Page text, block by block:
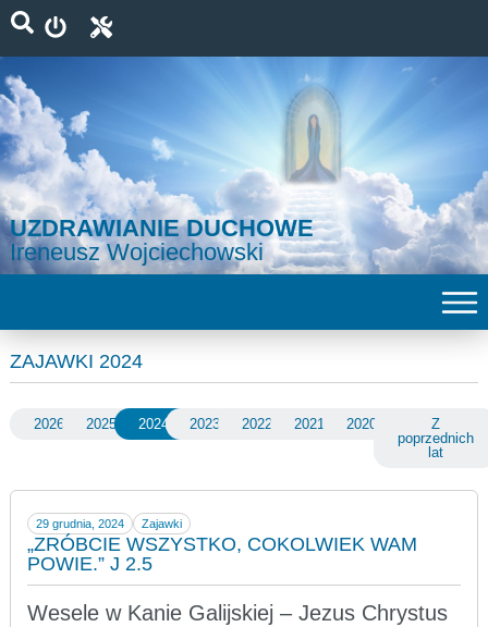
UZDRAWIANIE DUCHOWE
Ireneusz Wojciechowski
ZAJAWKI 2024
2026 2025 2024 2023 2022 2021 2020
Z
poprzednich
lat
29 grudnia, 2024 Zajawki
„ZRÓBCIE WSZYSTKO, COKOLWIEK WAM
POWIE.” J 2.5
Wesele w Kanie Galijskiej – Jezus Chrystus